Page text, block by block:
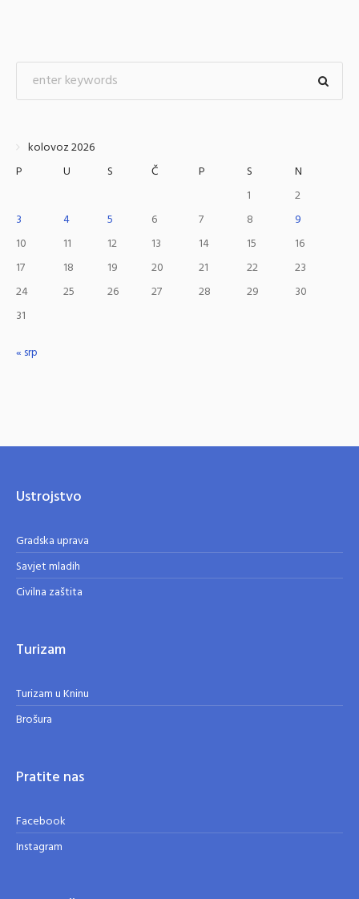
kolovoz 2026
P
U S Č P S
N
1
2
3
4 5 6 7 8
9
10
11 12 13 14 15
16
17
18 19 20 21 22
23
24
25 26 27 28 29
30
31
« srp
Ustrojstvo
Gradska uprava
Savjet mladih
Civilna zaštita
Turizam
Turizam u Kninu
Brošura
Pratite nas
Facebook
Instagram